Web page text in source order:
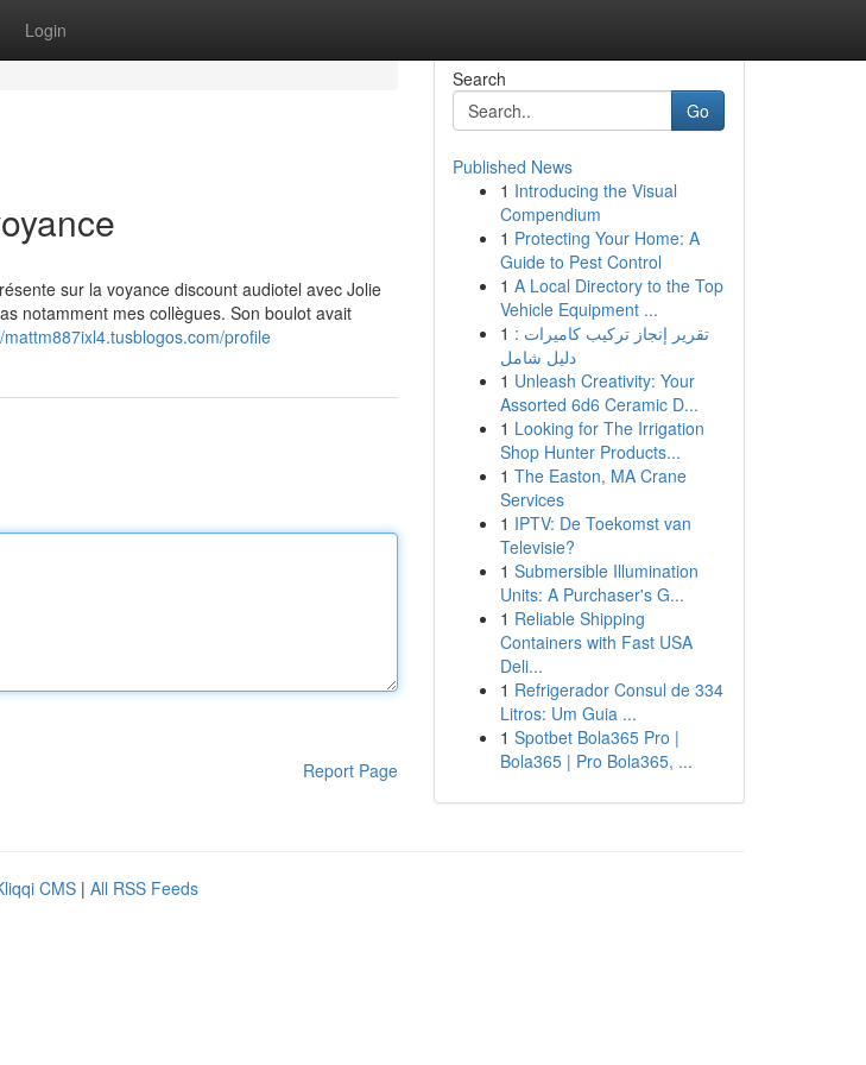
Login
sur la voyance discount audiotel avec Jolie
notamment mes collègues. Son boulot avait
mattm887ixl4.tusblogos.com/profile
Report Page
Search
Go
Published News
1 Introducing the Visual
Compendium
1 Protecting Your Home: A
Guide to Pest Control
1 A Local Directory to the Top
Vehicle Equipment ...
1 تقرير إنجاز تركيب كاميرات :
دليل شامل
1 Unleash Creativity: Your
Assorted 6d6 Ceramic D...
1 Looking for The Irrigation
Shop Hunter Products...
1 The Easton, MA Crane
Services
1 IPTV: De Toekomst van
Televisie?
1 Submersible Illumination
Units: A Purchaser's G...
1 Reliable Shipping
Containers with Fast USA
Deli...
1 Refrigerador Consul de 334
Litros: Um Guia ...
1 Spotbet Bola365 Pro |
Bola365 | Pro Bola365, ...
CMS | All RSS Feeds